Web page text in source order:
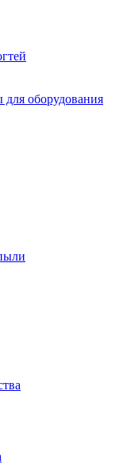
оборудования